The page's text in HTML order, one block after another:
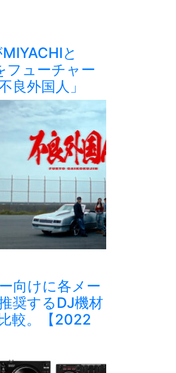
と
フューチャー
良外国人」
向けに各メー
奨するDJ機材
較。【2022